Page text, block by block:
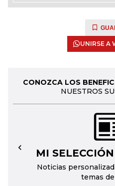
UNIRSE A
CONOZCA LOS
NUESTROS
MI
Noticias
temas
←